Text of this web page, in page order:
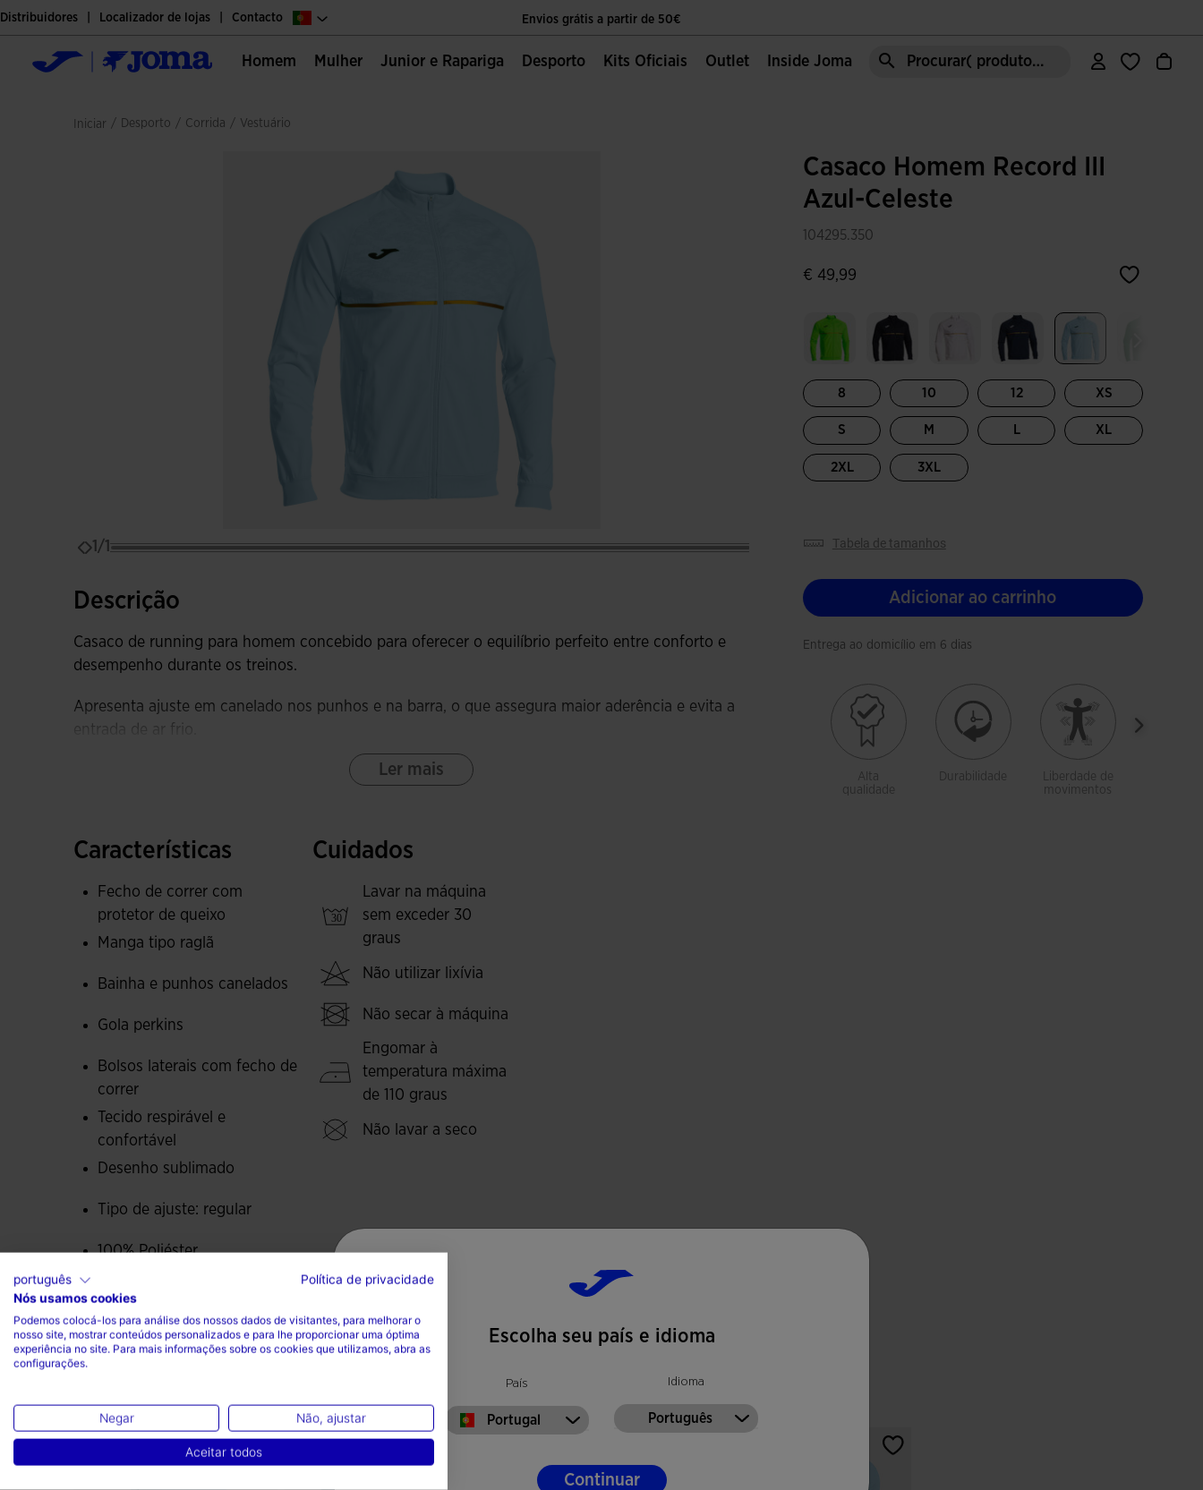
Envios grátis a partir de 50€
O único sítio oficial da Joma Sport
Distribuidores Localizador de lojas Contacto
Homem Mulher Junior e Rapariga Desporto Kits Oficiais Outlet Inside Joma Procurar( produto, moda, área, etc)
Iniciar / desporto / corrida / vestuário
1/1
Descrição
Casaco de running para homem concebido para oferecer o equilíbrio perfeito entre conforto e
desempenho durante os treinos.
Apresenta ajuste em canelado nos punhos e na barra, o que assegura maior aderência e evita a
entrada de ar frio.
As mangas raglã foram desenhadas para melhorar o conforto e a liberdade de movimentos,
um protetor de queixo para evitar atritos.
O casaco dispõe também de bolsos frontais com fecho de correr, ideais para transportar
pequenos objetos de forma segura durante o exercício. O design frontal sublimado oferece um
Confeccionado em 100% poliéster, este casaco é leve, respirável e resistente, ideal para treinos
ao ar livre, proporcionando um ajuste perfeito e proteção térmica em qualquer clima.
Logótipo da Joma em printing.
Ler mais
Características
Fecho de correr com
protetor de queixo
Manga tipo raglã
Bainha e punhos canelados
Gola perkins
Bolsos laterais com fecho de
correr
Tecido respirável e
confortável
Desenho sublimado
Tipo de ajuste: regular
100% Poliéster
Cuidados
Lavar na máquina
sem exceder 30
graus
Não utilizar lixívia
Não secar à máquina
Engomar à
temperatura máxima
de 110 graus
Não lavar a seco
Casaco Homem Record III
Azul-Celeste
104295.350
€ 49,99
8 10 12 XS
S M L XL
2XL 3XL
tabela de tamanhos
Adicionar ao carrinho
Entrega ao domicílio em 6 dias
Alta
qualidade
Durabilidade
Liberdade de
movimentos
Escolha seu país e idioma
País
Portugal
Idioma
Português
Continuar
português
Política de privacidade
Nós usamos cookies
Podemos colocá-los para análise dos nossos dados de visitantes, para melhorar o
nosso site, mostrar conteúdos personalizados e para lhe proporcionar uma óptima
experiência no site. Para mais informações sobre os cookies que utilizamos, abra as
configurações.
Negar Não, ajustar
Aceitar todos